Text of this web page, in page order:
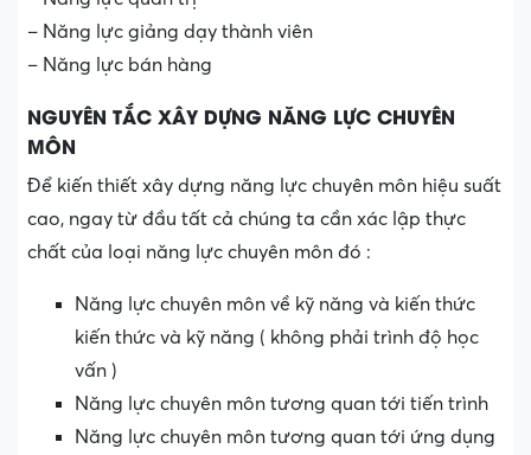
– Năng lực giảng dạy thành viên
– Năng lực bán hàng
NGUYÊN TẮC XÂY DỰNG NĂNG LỰC CHUYÊN
MÔN
Để kiến thiết xây dựng năng lực chuyên môn hiệu suất
cao, ngay từ đầu tất cả chúng ta cần xác lập thực
chất của loại năng lực chuyên môn đó :
Năng lực chuyên môn về kỹ năng và kiến thức
kiến thức và kỹ năng ( không phải trình độ học
vấn )
Năng lực chuyên môn tương quan tới tiến trình
Năng lực chuyên môn tương quan tới ứng dụng